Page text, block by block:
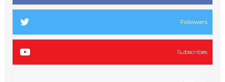
Followers
Subscribes